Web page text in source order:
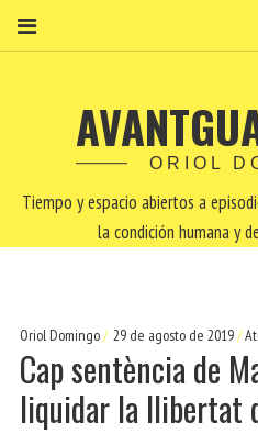
ORIOL
Tiempo y espacio abiertos a
la condición humana y
Oriol Domingo 29 de agosto de 2019
Cap sentència de
liquidar la llibertat